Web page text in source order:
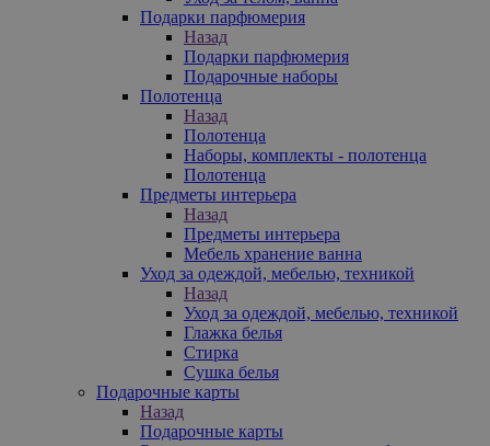
Подарки парфюмерия
Назад
Подарки парфюмерия
Подарочные наборы
Полотенца
Назад
Полотенца
Наборы, комплекты - полотенца
Полотенца
Предметы интерьера
Назад
Предметы интерьера
Мебель хранение ванна
Уход за одеждой, мебелью, техникой
Назад
Уход за одеждой, мебелью, техникой
Глажка белья
Стирка
Сушка белья
Подарочные карты
Назад
Подарочные карты